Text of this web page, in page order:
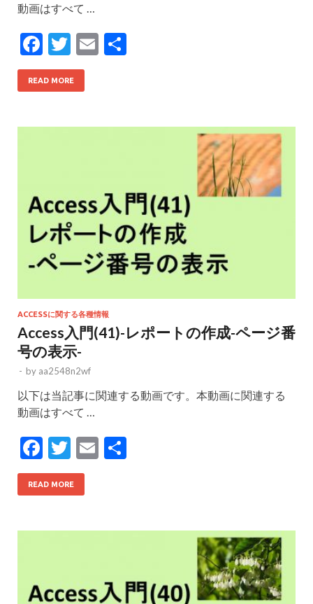
動画はすべて …
F
ac
e
o
T
w
itt
E
READ MORE
ACCESSに関する各種情報
Access入門(41)-レポートの作成-ページ番
号の表示-
- by aa2548n2wf
以下は当記事に関連する動画です。本動画に関連する
動画はすべて …
F
ac
e
o
k
T
w
itt
E
READ MORE